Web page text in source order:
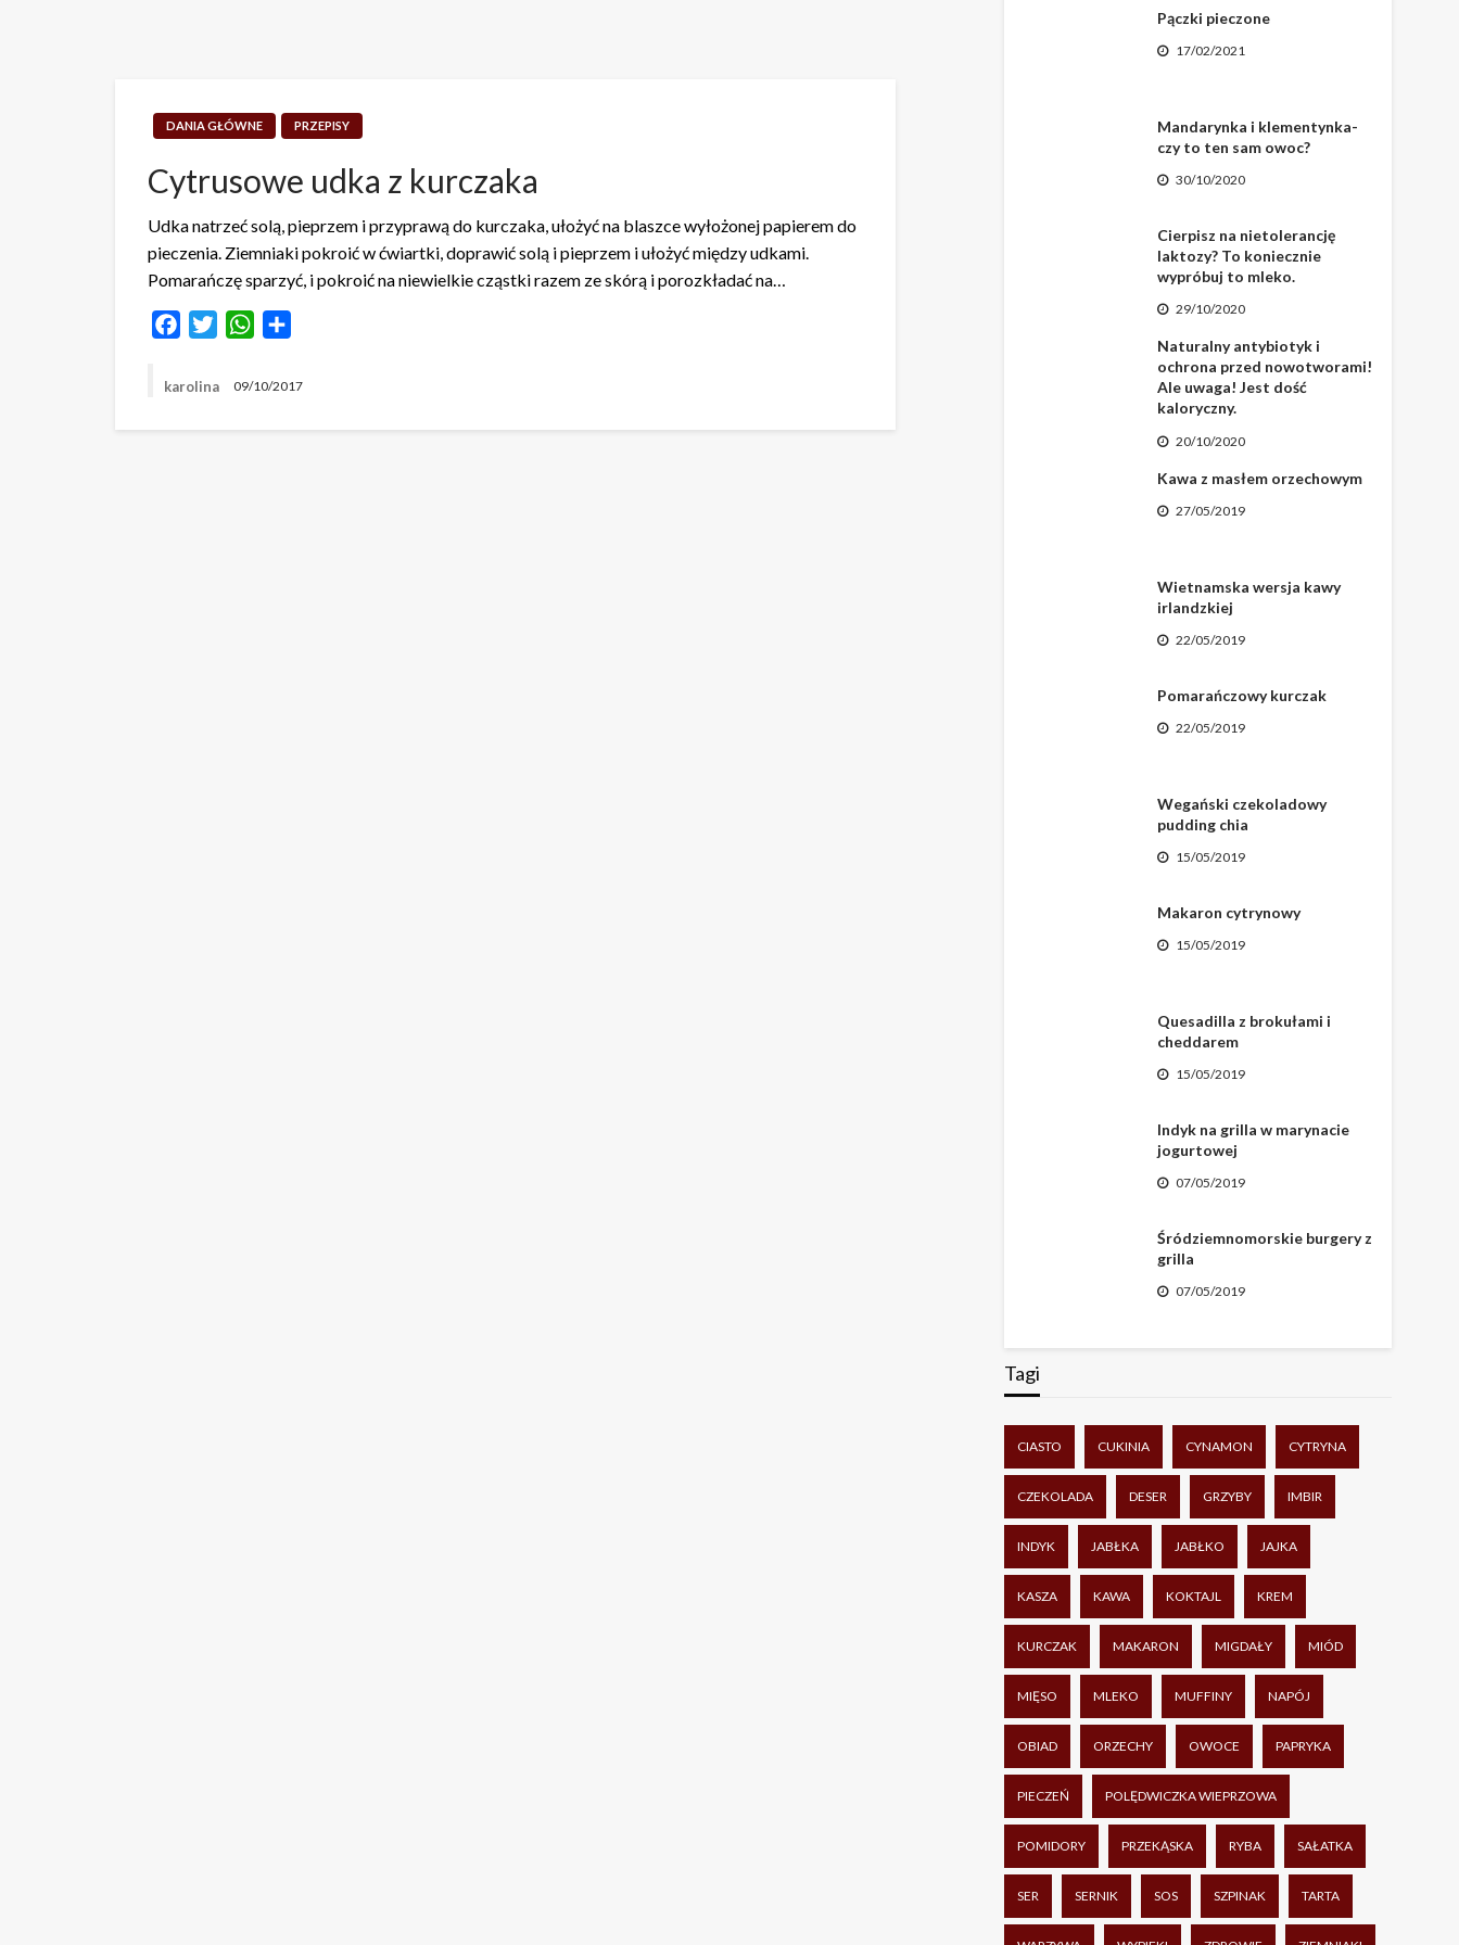
DANIA GŁÓWNE PRZEPISY
Cytrusowe udka z kurczaka
Udka natrzeć solą, pieprzem i przyprawą do kurczaka, ułożyć na blaszce wyłożonej papierem do
pieczenia. Ziemniaki pokroić w ćwiartki, doprawić solą i pieprzem i ułożyć między udkami.
Pomarańczę sparzyć, i pokroić na niewielkie cząstki razem ze skórą i porozkładać na…
FacebookTwitterWhatsApp
karolina 09/10/2017
Pączki pieczone
17/02/2021
Mandarynka i klementynka-
czy to ten sam owoc?
30/10/2020
Cierpisz na nietolerancję
laktozy? To koniecznie
wypróbuj to mleko.
29/10/2020
Naturalny antybiotyk i
ochrona przed nowotworami!
Ale uwaga! Jest dość
kaloryczny.
20/10/2020
Kawa z masłem orzechowym
27/05/2019
Wietnamska wersja kawy
irlandzkiej
22/05/2019
Pomarańczowy kurczak
22/05/2019
Wegański czekoladowy
pudding chia
15/05/2019
Makaron cytrynowy
15/05/2019
Quesadilla z brokułami i
cheddarem
15/05/2019
Indyk na grilla w marynacie
jogurtowej
07/05/2019
Śródziemnomorskie burgery z
grilla
07/05/2019
Tagi
CIASTO CUKINIA CYNAMON CYTRYNA
CZEKOLADA DESER GRZYBY IMBIR
INDYK JABŁKA JABŁKO JAJKA
KASZA KAWA KOKTAJL KREM
KURCZAK MAKARON MIGDAŁY MIÓD
MIĘSO MLEKO MUFFINY NAPÓJ
OBIAD ORZECHY OWOCE PAPRYKA
PIECZEŃ POLĘDWICZKA WIEPRZOWA
POMIDORY PRZEKĄSKA RYBA SAŁATKA
SER SERNIK SOS SZPINAK TARTA